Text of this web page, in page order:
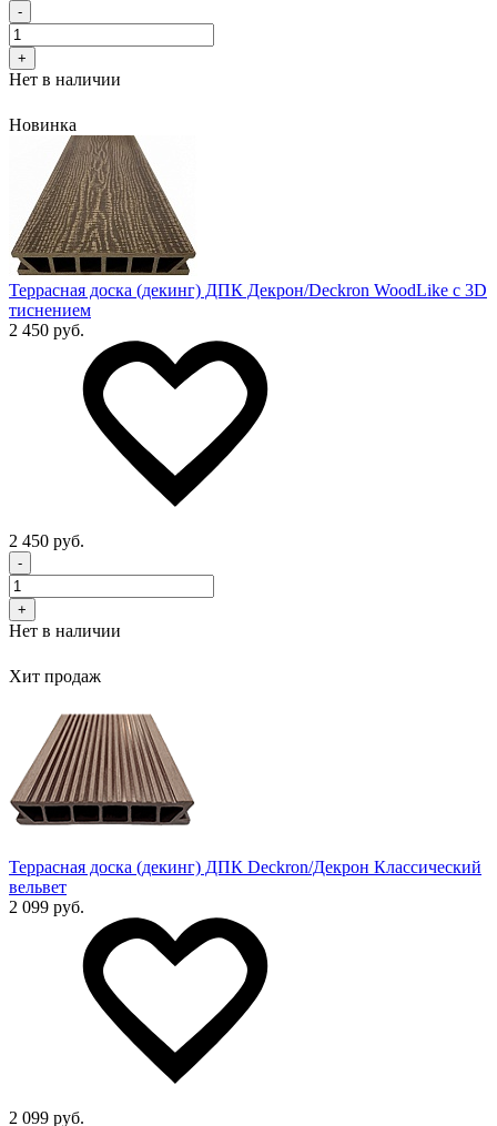
-
+
Нет в наличии
Новинка
Террасная доска (декинг) ДПК Декрон/Deckron WoodLike с 3D
тиснением
2 450 руб.
2 450 руб.
-
+
Нет в наличии
Хит продаж
Террасная доска (декинг) ДПК Deckron/Декрон Классический
вельвет
2 099 руб.
2 099 руб.